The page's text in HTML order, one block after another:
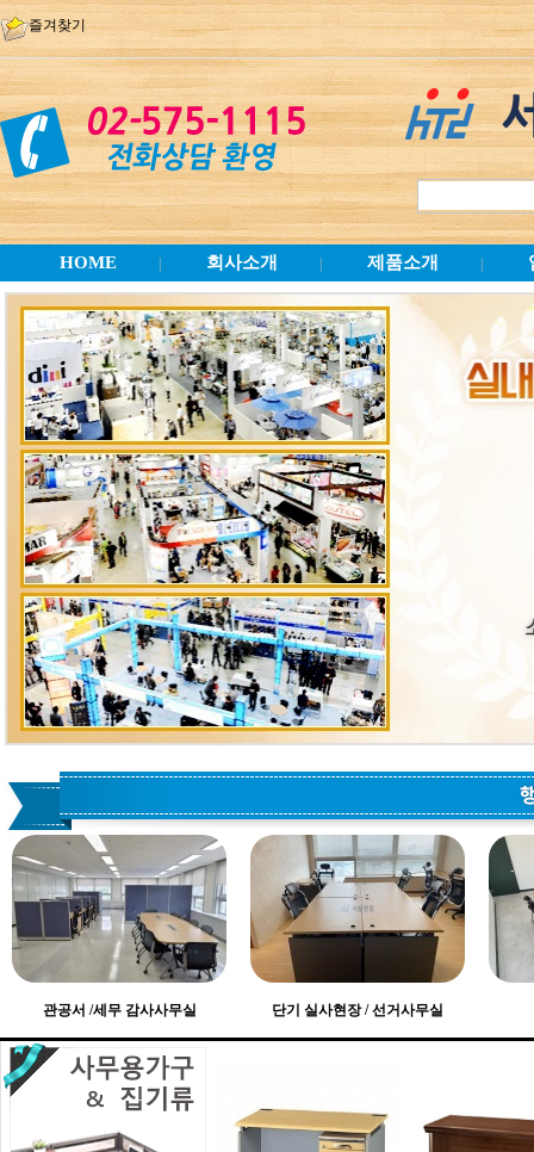
즐겨찾기
HOME 회사소개 제품소개
관공서 /세무 감사사무실 단기 실사현장 / 선거사무실